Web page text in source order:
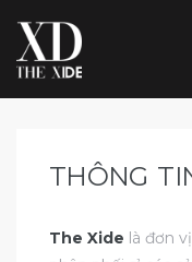
THÔNG
The Xide là đơn